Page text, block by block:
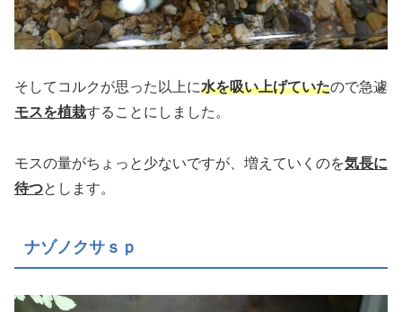
そしてコルクが思った以上に水を吸い上げていたので急遽
モスを植栽することにしました。
モスの量がちょっと少ないですが、増えていくのを気長に
待つとします。
ナゾノクサｓｐ